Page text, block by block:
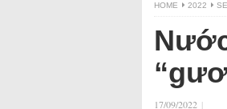
HOME 2022
17/09/2022 |